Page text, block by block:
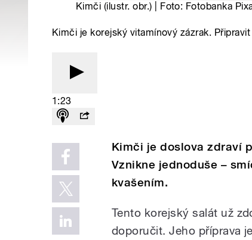
Kimči (ilustr. obr.) | Foto: Fotobanka
Kimči je korejský vitamínový zázrak.
1:23
Kimči je doslova zdraví
Vznikne jednoduše –
kvašením.
Tento korejský salát už
doporučit. Jeho příprava